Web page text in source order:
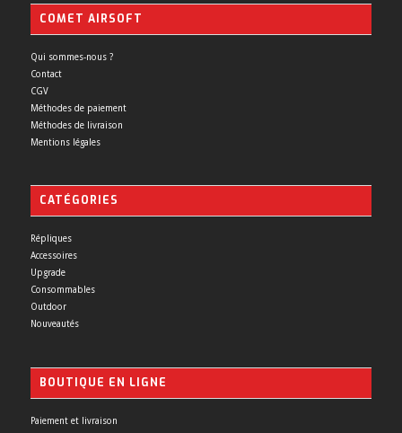
COMET AIRSOFT
Qui sommes-nous ?
Contact
CGV
Méthodes de paiement
Méthodes de livraison
Mentions légales
CATÉGORIES
Répliques
Accessoires
Upgrade
Consommables
Outdoor
Nouveautés
BOUTIQUE EN LIGNE
Paiement et livraison